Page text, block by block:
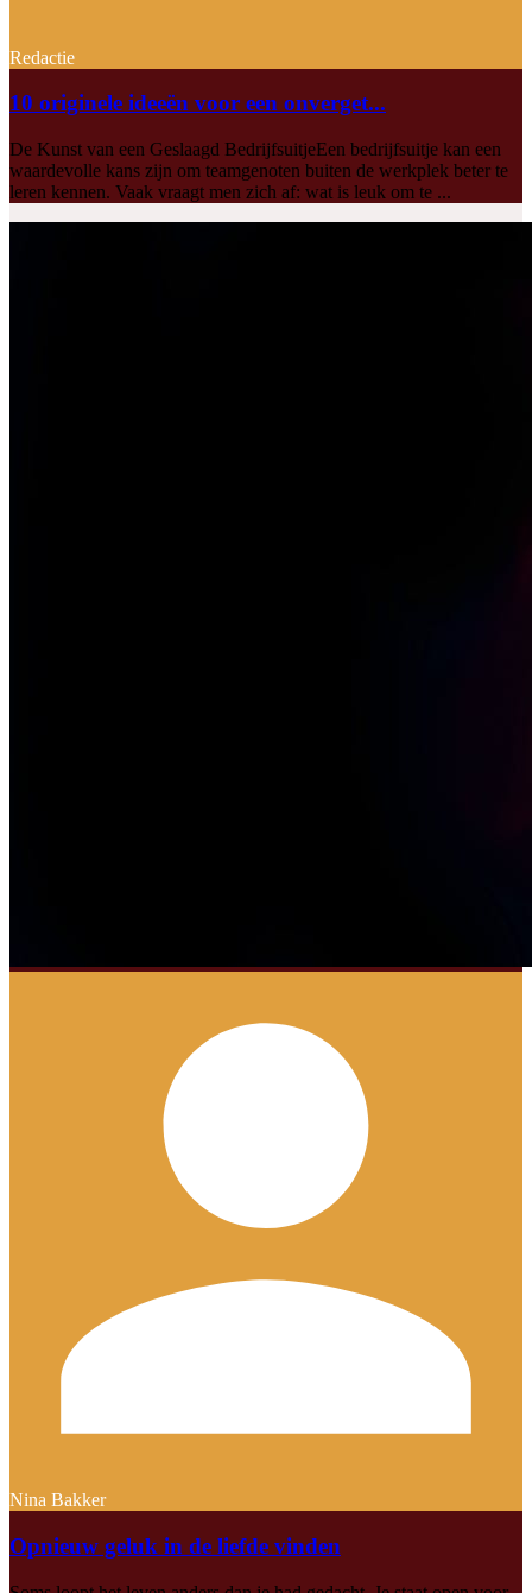
Redactie
10 originele ideeën voor een onverget...
De Kunst van een Geslaagd BedrijfsuitjeEen bedrijfsuitje kan een
waardevolle kans zijn om teamgenoten buiten de werkplek beter te
leren kennen. Vaak vraagt men zich af: wat is leuk om te ...
Nina Bakker
Opnieuw geluk in de liefde vinden